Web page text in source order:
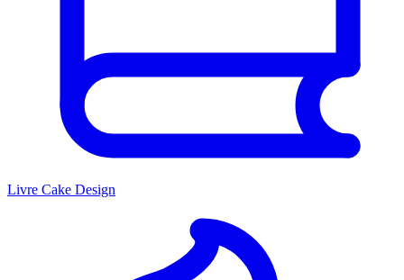
Livre Cake Design